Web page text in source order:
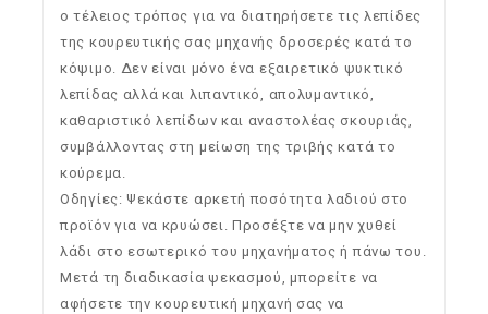
ο τέλειος τρόπος για να διατηρήσετε τις λεπίδες
της κουρευτικής σας μηχανής δροσερές κατά το
κόψιμο. Δεν είναι μόνο ένα εξαιρετικό ψυκτικό
λεπίδας αλλά και λιπαντικό, απολυμαντικό,
καθαριστικό λεπίδων και αναστολέας σκουριάς,
συμβάλλοντας στη μείωση της τριβής κατά το
κούρεμα.
Οδηγίες: Ψεκάστε αρκετή ποσότητα λαδιού στο
προϊόν για να κρυώσει. Προσέξτε να μην χυθεί
λάδι στο εσωτερικό του μηχανήματος ή πάνω του.
Μετά τη διαδικασία ψεκασμού, μπορείτε να
αφήσετε την κουρευτική μηχανή σας να